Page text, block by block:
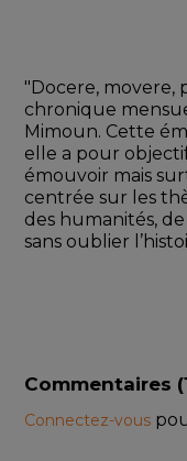
"Docere, movere,
chronique
Mimoun. Cette
elle a pour
émouvoir mais
centrée sur les
des humanités,
sans oublier
Commentaires (
Connectez-vous